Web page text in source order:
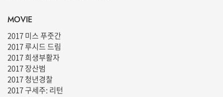
MOVIE
2017 미스 푸줏간
2017 루시드 드림
2017 희생부활자
2017 장산범
2017 청년경찰
2017 구세주: 리턴